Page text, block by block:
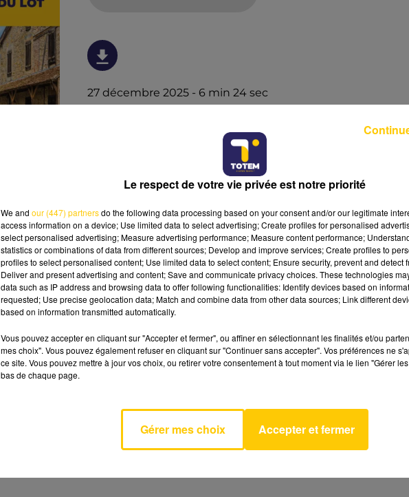
27 décembre 2025 - 6 min 24 sec
Ecoutez sur Totem l'information à Tulle, Brive, dans le
Nord du Lot et le pays sarladais avec les reportages de
nos journalistes sur le terrain.
Black Betty
RAM JAM
AVEYRON NORD
Le respect de votre vie privée est notre priorité
We and our (447) partnersdo the following data processing based on your consent and/or our legitimate
access information on a device; Use limited data to select advertising; Create profiles for personalised
select personalised advertising; Measure advertising performance; Measure content performance;
statistics or combinations of data from different sources; Develop and improve services; Create profiles to
profiles to select personalised content; Use limited data to select content; Ensure security, prevent and detect
Deliver and present advertising and content; Save and communicate privacy choices. These technologies
data such as IP address and browsing data to offer following functionalities: Identify devices based on
requested; Use precise geolocation data; Match and combine data from other data sources; Link different
based on information transmitted automatically.
Vous pouvez accepter en cliquant sur "Accepter et fermer", ou affiner en sélectionnant les finalités et/ou
mes choix". Vous pouvez également refuser en cliquant sur "Continuer sans accepter". Vos préférences ne
ce site. Vous pouvez mettre à jour vos choix, ou retirer votre consentement à tout moment via le lien "Gérer
bas de chaque page.
Gérer mes choix Accepter et fermer